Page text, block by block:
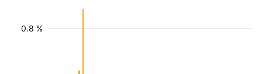
0.8 %